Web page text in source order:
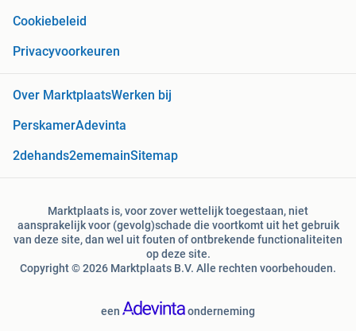
Cookiebeleid
Privacyvoorkeuren
Over MarktplaatsWerken bij
PerskamerAdevinta
2dehands2ememainSitemap
Marktplaats is, voor zover wettelijk toegestaan, niet
aansprakelijk voor (gevolg)schade die voortkomt uit het gebruik
van deze site, dan wel uit fouten of ontbrekende functionaliteiten
op deze site.
Copyright © 2026 Marktplaats B.V. Alle rechten voorbehouden.
een onderneming